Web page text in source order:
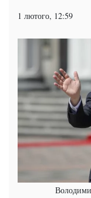
1 лютого, 12:59